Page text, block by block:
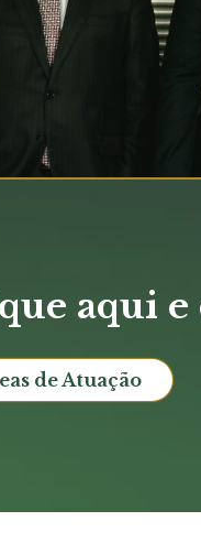
aqui e
de Atuação